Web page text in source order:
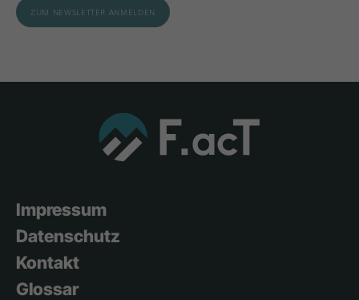
Impressum
Datenschutz
Kontakt
Glossar